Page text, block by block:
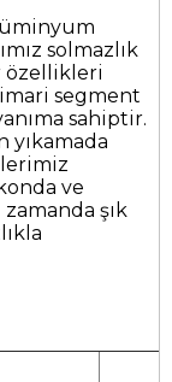
solmazlık
özellikleri
segment
sahiptir.
ve
şık